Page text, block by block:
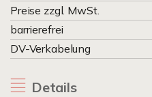
Preise zzgl. MwSt.
barrierefrei
DV-Verkabelung
Details